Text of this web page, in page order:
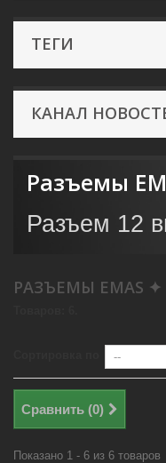
ТЕГИ
КАНАЛ
Разъемы
Разъем 12
РАЗЪЕМЫ EMAS
Сравнить (0)
Показано 1 - 6 из 6 товаров